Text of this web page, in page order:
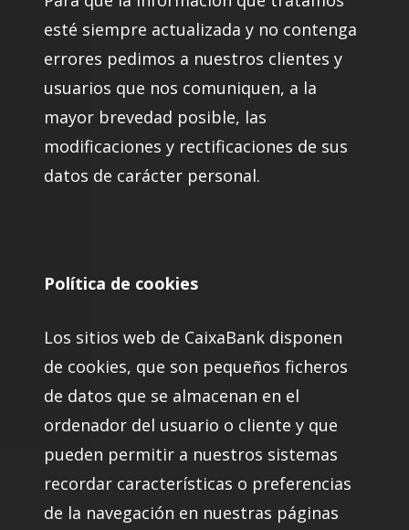
esté siempre actualizada y no contenga
errores pedimos a nuestros clientes y
usuarios que nos comuniquen, a la
mayor brevedad posible, las
modificaciones y rectificaciones de sus
datos de carácter personal.
Política de cookies
Los sitios web de CaixaBank disponen
de cookies, que son pequeños ficheros
de datos que se almacenan en el
ordenador del usuario o cliente y que
pueden permitir a nuestros sistemas
recordar características o preferencias
de la navegación en nuestras páginas